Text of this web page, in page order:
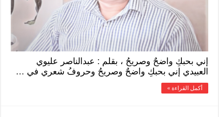
إني بحبكِ واضحٌ وصريحُ ، بقلم : عبدالناصر عليوي
العبيدي إني بحبكِ واضحٌ وصريحُ وحروفُ شعري في …
أكمل القراءة »